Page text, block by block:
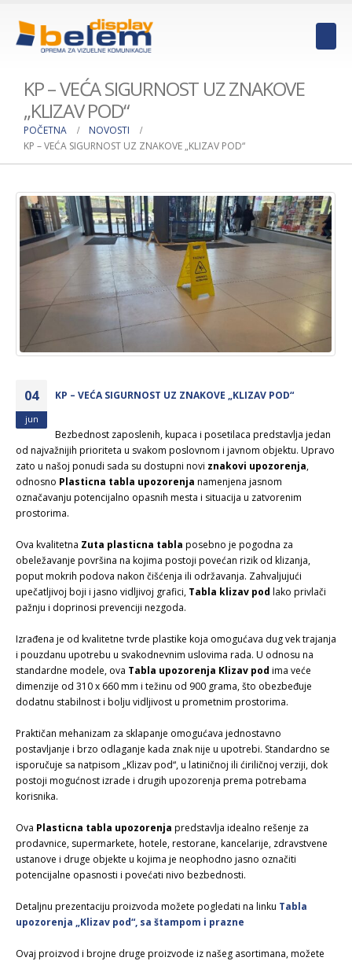
KP – VEĆA SIGURNOST UZ ZNAKOVE
„KLIZAV POD“
POČETNA
NOVOSTI
KP – VEĆA SIGURNOST UZ ZNAKOVE „KLIZAV POD“
04
jun
KP – VEĆA SIGURNOST UZ ZNAKOVE „KLIZAV POD“
Bezbednost zaposlenih, kupaca i posetilaca predstavlja jedan
od najvažnijih prioriteta u svakom poslovnom i javnom objektu. Upravo
zato u našoj ponudi sada su dostupni novi znakovi upozorenja,
odnosno Plasticna tabla upozorenja namenjena jasnom
označavanju potencijalno opasnih mesta i situacija u zatvorenim
prostorima.
Ova kvalitetna Zuta plasticna tabla posebno je pogodna za
obeležavanje površina na kojima postoji povećan rizik od klizanja,
poput mokrih podova nakon čišćenja ili održavanja. Zahvaljujući
upečatljivoj boji i jasno vidljivoj grafici, Tabla klizav pod lako privlači
pažnju i doprinosi prevenciji nezgoda.
Izrađena je od kvalitetne tvrde plastike koja omogućava dug vek trajanja
i pouzdanu upotrebu u svakodnevnim uslovima rada. U odnosu na
standardne modele, ova Tabla upozorenja Klizav pod ima veće
dimenzije od 310 x 660 mm i težinu od 900 grama, što obezbeđuje
dodatnu stabilnost i bolju vidljivost u prometnim prostorima.
Praktičan mehanizam za sklapanje omogućava jednostavno
postavljanje i brzo odlaganje kada znak nije u upotrebi. Standardno se
isporučuje sa natpisom „Klizav pod“, u latiničnoj ili ćiriličnoj verziji, dok
postoji mogućnost izrade i drugih upozorenja prema potrebama
korisnika.
Ova Plasticna tabla upozorenja predstavlja idealno rešenje za
prodavnice, supermarkete, hotele, restorane, kancelarije, zdravstvene
ustanove i druge objekte u kojima je neophodno jasno označiti
potencijalne opasnosti i povećati nivo bezbednosti.
Detaljnu prezentaciju proizvoda možete pogledati na linku Tabla
upozorenja „Klizav pod“, sa štampom i prazne
Ovaj proizvod i brojne druge proizvode iz našeg asortimana, možete